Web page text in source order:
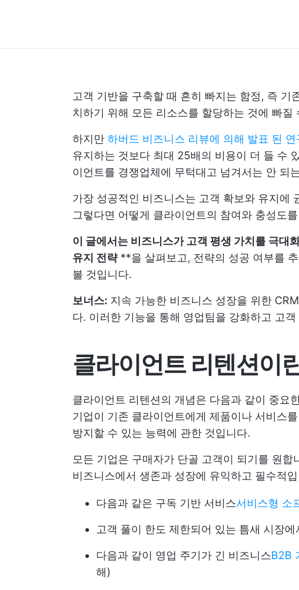
고객 기반을 구축할 때 흔히 빠지는 함정, 즉 기
치하기 위해 모든 리소스를 할당하는 것에 빠질
하지만 하버드 비즈니스 리뷰에 의해 발표 된 연
유지하는 것보다 최대 25배의 비용이 더 들 수
이언트를 경쟁업체에 무턱대고 넘겨서는 안 되
가장 성공적인 비즈니스는 고객 확보와 유지에
그렇다면 어떻게 클라이언트의 참여와 충성도
이 글에서는 비즈니스가 고객 평생 가치를 극대
유지 전략**을 살펴보고, 전략의 성공 여부를
볼 것입니다.
보너스: 지속 가능한 비즈니스 성장을 위한
다. 이러한 기능을 통해 영업팀을 강화하고 고
클라이언트 리텐션이
클라이언트 리텐션의 개념은 다음과 같이 중요
기업이 기존 클라이언트에게 제품이나 서비스
방지할 수 있는 능력에 관한 것입니다.
모든 기업은 구매자가 단골 고객이 되기를 원
비즈니스에서 생존과 성장에 유익하고 필수적
다음과 같은 구독 기반 서비스서비스형 소
고객 풀이 한도 제한되어 있는 틈새 시장
다음과 같이 영업 주기가 긴 비즈니스B2B
해)